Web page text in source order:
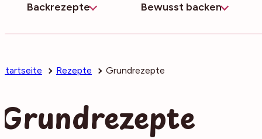
Backrezepte Bewusst backen
Startseite Rezepte Grundrezepte
Grundrezepte